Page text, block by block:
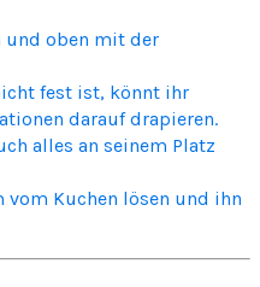
und oben mit der
fest ist, könnt ihr
darauf drapieren.
alles an seinem Platz
Kuchen lösen und ihn